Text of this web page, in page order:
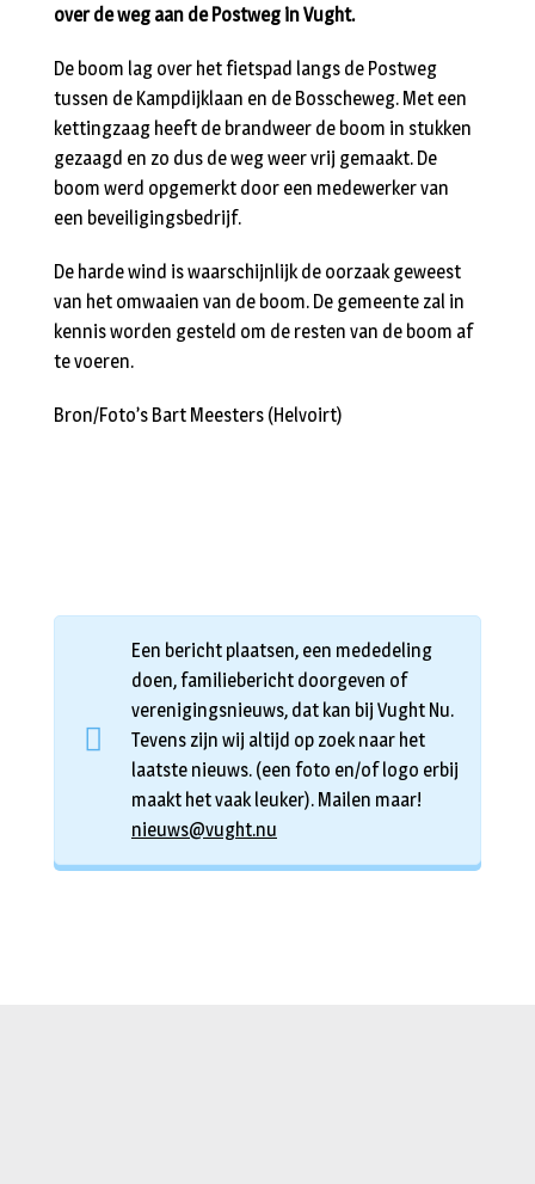
over de weg aan de Postweg in Vught.
De boom lag over het fietspad langs de Postweg
tussen de Kampdijklaan en de Bosscheweg. Met een
kettingzaag heeft de brandweer de boom in stukken
gezaagd en zo dus de weg weer vrij gemaakt. De
boom werd opgemerkt door een medewerker van
een beveiligingsbedrijf.
De harde wind is waarschijnlijk de oorzaak geweest
van het omwaaien van de boom. De gemeente zal in
kennis worden gesteld om de resten van de boom af
te voeren.
Bron/Foto’s Bart Meesters (Helvoirt)
Een bericht plaatsen, een mededeling
doen, familiebericht doorgeven of
verenigingsnieuws, dat kan bij Vught Nu.
Tevens zijn wij altijd op zoek naar het
laatste nieuws. (een foto en/of logo erbij
maakt het vaak leuker). Mailen maar!
nieuws@vught.nu